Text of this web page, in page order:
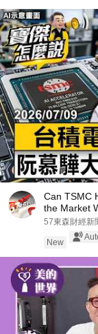
Can TSMC
the Market
57東森財經新
New